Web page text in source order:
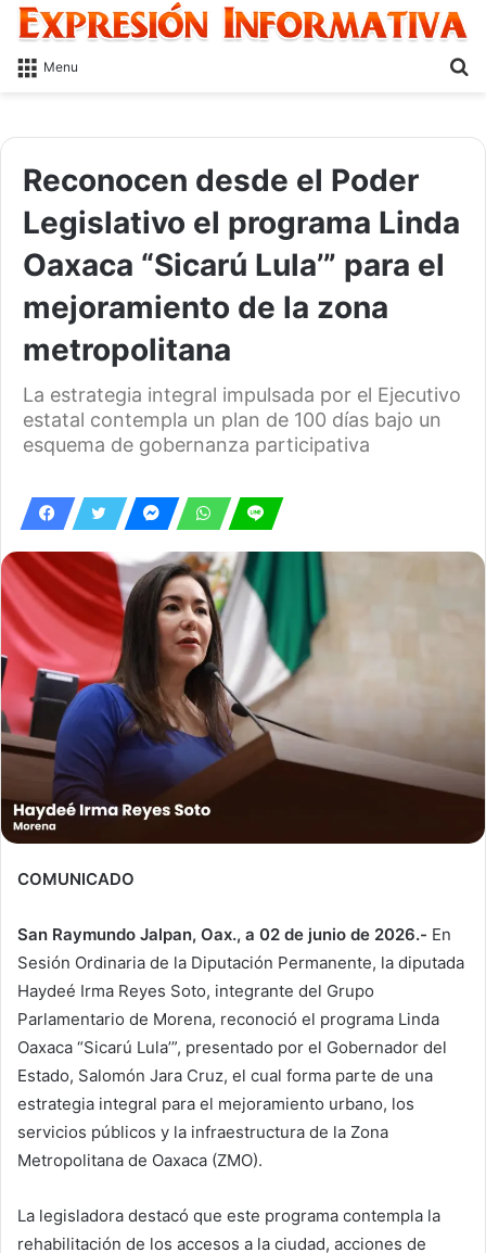
Menu
Reconocen desde el Poder
Legislativo el programa Linda
Oaxaca “Sicarú Lula’” para el
mejoramiento de la zona
metropolitana
La estrategia integral impulsada por el Ejecutivo
estatal contempla un plan de 100 días bajo un
esquema de gobernanza participativa
COMUNICADO
San Raymundo Jalpan, Oax., a 02 de junio de 2026.- En
Sesión Ordinaria de la Diputación Permanente, la diputada
Haydeé Irma Reyes Soto, integrante del Grupo
Parlamentario de Morena, reconoció el programa Linda
Oaxaca “Sicarú Lula’”, presentado por el Gobernador del
Estado, Salomón Jara Cruz, el cual forma parte de una
estrategia integral para el mejoramiento urbano, los
servicios públicos y la infraestructura de la Zona
Metropolitana de Oaxaca (ZMO).
La legisladora destacó que este programa contempla la
rehabilitación de los accesos a la ciudad, acciones de